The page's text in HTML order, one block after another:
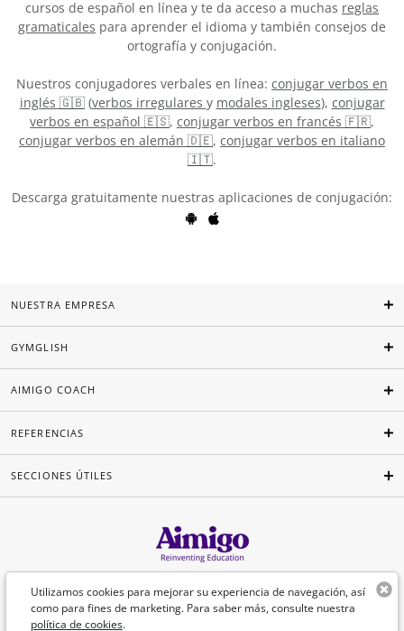
cursos de español en línea y te da acceso a muchas reglas
gramaticales para aprender el idioma y también consejos de
ortografía y conjugación.
Nuestros conjugadores verbales en línea: conjugar verbos en
inglés 🇬🇧(verbos irregulares y modales ingleses), conjugar
verbos en español 🇪🇸, conjugar verbos en francés 🇫🇷,
conjugar verbos en alemán 🇩🇪, conjugar verbos en italiano
🇮🇹.
Descarga gratuitamente nuestras aplicaciones de conjugación:
Utilizamos cookies para mejorar su experiencia de navegación, así
como para fines de marketing. Para saber más, consulte nuestra
política de cookies.
NUESTRA EMPRESA
GYMGLISH
AIMIGO COACH
REFERENCIAS
SECCIONES ÚTILES
Español